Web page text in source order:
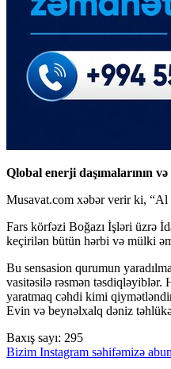
Qlobal enerji daşımalarının
Musavat.com xəbər verir ki, “Al
Fars körfəzi Boğazı İşləri üzrə
keçirilən bütün hərbi və mülki
Bu sensasion qurumun
vasitəsilə rəsmən təsdiqləyiblər.
yaratmaq cəhdi kimi
Evin və beynəlxalq dəniz
Baxış sayı: 295
Bizim Instagram səhifəmizə